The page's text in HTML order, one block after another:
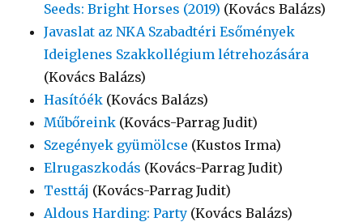
Seeds: Bright Horses (2019) (Kovács Balázs)
Javaslat az NKA Szabadtéri Esőmények
Ideiglenes Szakkollégium létrehozására
(Kovács Balázs)
Hasítóék (Kovács Balázs)
Műbőreink (Kovács-Parrag Judit)
Szegények gyümölcse (Kustos Irma)
Elrugaszkodás (Kovács-Parrag Judit)
Testtáj (Kovács-Parrag Judit)
Aldous Harding: Party (Kovács Balázs)